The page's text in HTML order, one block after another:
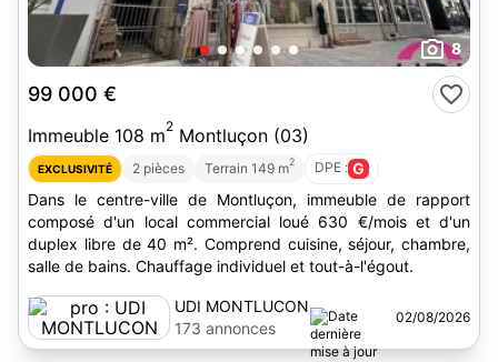
8
99 000 €
Immeuble 108 m2 Montluçon (03)
EXCLUSIVITÉ 2 pièces Terrain 149 m2 DPE : G
Dans le centre-ville de Montluçon, immeuble de rapport
composé d'un local commercial loué 630 €/mois et d'un
duplex libre de 40 m². Comprend cuisine, séjour, chambre,
salle de bains. Chauffage individuel et tout-à-l'égout.
UDI MONTLUCON
173 annonces
02/08/2026